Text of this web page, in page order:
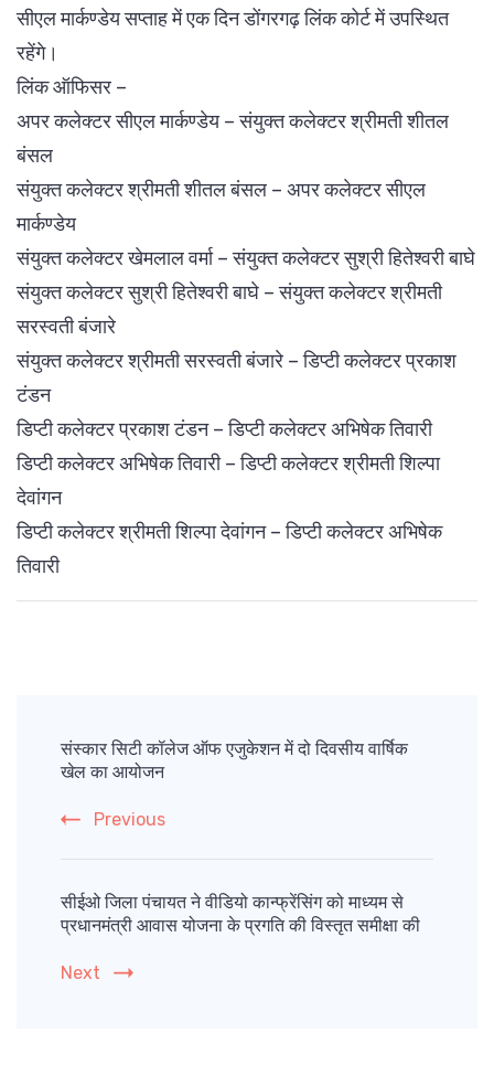
सीएल मार्कण्डेय सप्ताह में एक दिन डोंगरगढ़ लिंक कोर्ट में उपस्थित
रहेंगे।
लिंक ऑफिसर –
अपर कलेक्टर सीएल मार्कण्डेय – संयुक्त कलेक्टर श्रीमती शीतल
बंसल
संयुक्त कलेक्टर श्रीमती शीतल बंसल – अपर कलेक्टर सीएल
मार्कण्डेय
संयुक्त कलेक्टर खेमलाल वर्मा – संयुक्त कलेक्टर सुश्री हितेश्वरी बाघे
संयुक्त कलेक्टर सुश्री हितेश्वरी बाघे – संयुक्त कलेक्टर श्रीमती
सरस्वती बंजारे
संयुक्त कलेक्टर श्रीमती सरस्वती बंजारे – डिप्टी कलेक्टर प्रकाश
टंडन
डिप्टी कलेक्टर प्रकाश टंडन – डिप्टी कलेक्टर अभिषेक तिवारी
डिप्टी कलेक्टर अभिषेक तिवारी – डिप्टी कलेक्टर श्रीमती शिल्पा
देवांगन
डिप्टी कलेक्टर श्रीमती शिल्पा देवांगन – डिप्टी कलेक्टर अभिषेक
तिवारी
Navigation
संस्कार सिटी कॉलेज ऑफ एजुकेशन में दो दिवसीय वार्षिक
खेल का आयोजन
Previous
सीईओ जिला पंचायत ने वीडियो कान्फ्रेंसिंग को माध्यम से
प्रधानमंत्री आवास योजना के प्रगति की विस्तृत समीक्षा की
Next